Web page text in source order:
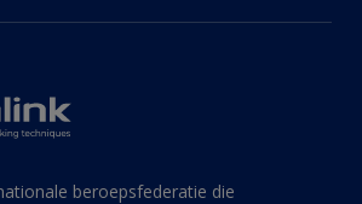
beroepsfederatie die